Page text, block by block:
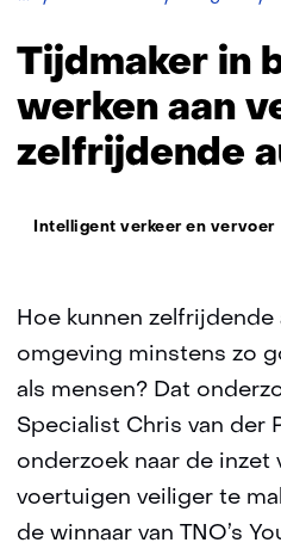
Tijdmaker in
werken aan
zelfrijdende
Thema:
Intelligent verkeer en vervoer
Hoe kunnen zelfrijdende
omgeving minstens zo
als mensen? Dat
Specialist Chris van der
onderzoek naar de inzet
voertuigen veiliger te
de winnaar van TNO’s